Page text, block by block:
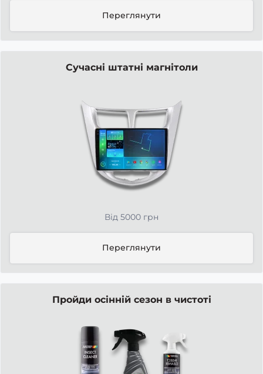
Переглянути
Сучасні штатні магнітоли
Від 5000 грн
Переглянути
Пройди осінній сезон в чистоті